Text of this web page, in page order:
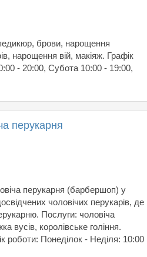
брови, нарощення
нарощення вій, макіяж. Графік
- 20:00, Субота 10:00 - 19:00,
перукарня
перукарня (барбершоп) у
чоловічих перукарів, де
Послуги: чоловіча
вусів, королівське гоління.
роботи: Понеділок - Неділя: 10:00